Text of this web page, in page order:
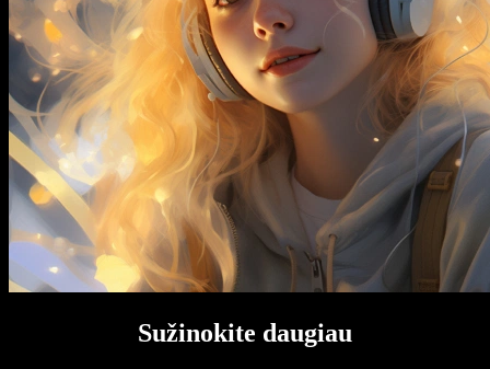
Sužinokite daugiau